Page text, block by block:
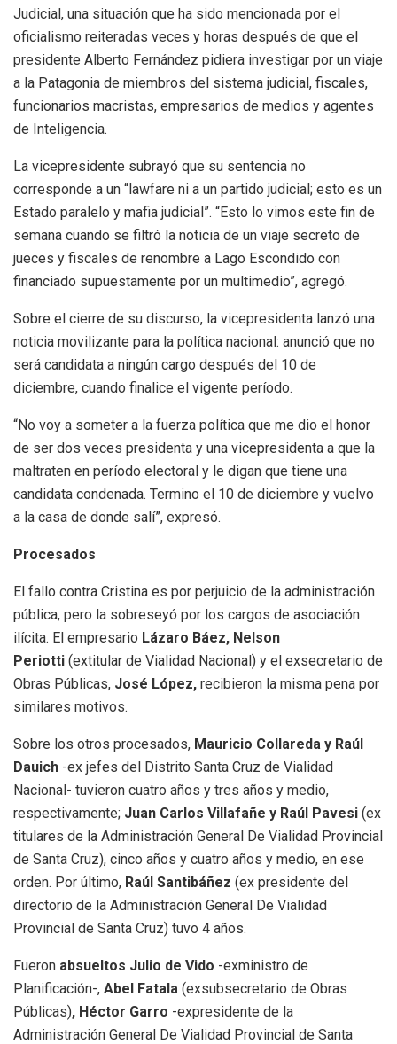
Judicial, una situación que ha sido mencionada por el
oficialismo reiteradas veces y horas después de que el
presidente Alberto Fernández pidiera investigar por un viaje
a la Patagonia de miembros del sistema judicial, fiscales,
funcionarios macristas, empresarios de medios y agentes
de Inteligencia.
La vicepresidente subrayó que su sentencia no
corresponde a un “lawfare ni a un partido judicial; esto es un
Estado paralelo y mafia judicial”. “Esto lo vimos este fin de
semana cuando se filtró la noticia de un viaje secreto de
jueces y fiscales de renombre a Lago Escondido con
financiado supuestamente por un multimedio”, agregó.
Sobre el cierre de su discurso, la vicepresidenta lanzó una
noticia movilizante para la política nacional: anunció que no
será candidata a ningún cargo después del 10 de
diciembre, cuando finalice el vigente período.
“No voy a someter a la fuerza política que me dio el honor
de ser dos veces presidenta y una vicepresidenta a que la
maltraten en período electoral y le digan que tiene una
candidata condenada. Termino el 10 de diciembre y vuelvo
a la casa de donde salí”, expresó.
Procesados
El fallo contra Cristina es por perjuicio de la administración
pública, pero la sobreseyó por los cargos de asociación
ilícita. El empresario Lázaro Báez, Nelson
Periotti (extitular de Vialidad Nacional) y el exsecretario de
Obras Públicas, José López, recibieron la misma pena por
similares motivos.
Sobre los otros procesados, Mauricio Collareda y Raúl
Dauich -ex jefes del Distrito Santa Cruz de Vialidad
Nacional- tuvieron cuatro años y tres años y medio,
respectivamente; Juan Carlos Villafañe y Raúl Pavesi (ex
titulares de la Administración General De Vialidad Provincial
de Santa Cruz), cinco años y cuatro años y medio, en ese
orden. Por último, Raúl Santibáñez (ex presidente del
directorio de la Administración General De Vialidad
Provincial de Santa Cruz) tuvo 4 años.
Fueron absueltos Julio de Vido -exministro de
Planificación-, Abel Fatala (exsubsecretario de Obras
Públicas), Héctor Garro -expresidente de la
Administración General De Vialidad Provincial de Santa